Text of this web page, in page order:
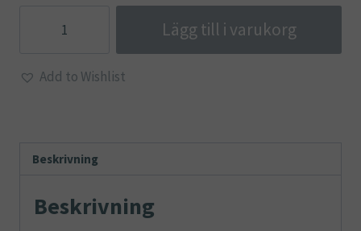
Balance
Gummies
Lägg till i varukorg
Add to Wishlist
Beskrivning
Beskrivning